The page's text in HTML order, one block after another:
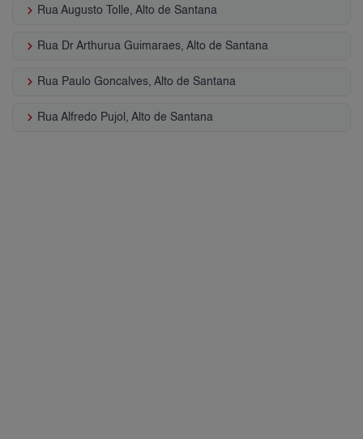
keyboard_arrow_right Rua Augusto Tolle, Alto de Santana
keyboard_arrow_right Rua Dr Arthurua Guimaraes, Alto de Santana
keyboard_arrow_right Rua Paulo Goncalves, Alto de Santana
keyboard_arrow_right Rua Alfredo Pujol, Alto de Santana